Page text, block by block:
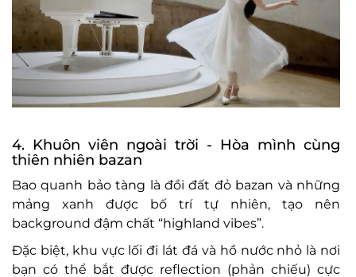
4. Khuôn viên ngoài trời - Hòa mình cùng
thiên nhiên bazan
Bao quanh bảo tàng làđồiđất đỏ bazan và những
mảng xanh được bố trí tự nhiên, tạo nên
background đậm chất “highland vibes”.
Đặc biệt, khu vực lốiđi lát đá và hồ nước nhỏ là nơi
bạn có thể bắt được reflection (phản chiếu) cực